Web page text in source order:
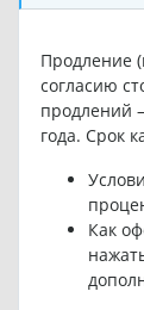
Продление
согласию
продлений
года. Срок
Как